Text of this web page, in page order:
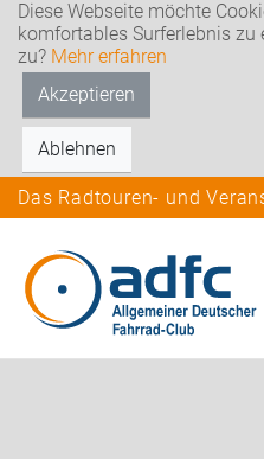
Diese Webseite möchte
komfortables Surferlebnis zu
zu? Mehr erfahren
Akzeptieren
Ablehnen
Das Radtouren- und